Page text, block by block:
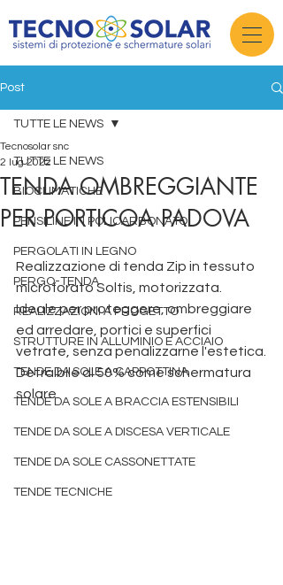
Post
TUTTE LE NEWS
BIOCLIMATICHE
PENSILINE IN POLICARBONATO
PERGOLATI IN LEGNO
PERGO-TENDA
REALIZZAZIONI A PROGETTO
STRUTTURE IN ALLUMINIO E ACCIAIO
TENDE DA SOLE A CAPPOTTINA
TENDE DA SOLE A BRACCIA ESTENSIBILI
TENDE DA SOLE A DISCESA VERTICALE
TENDE DA SOLE CASSONETTATE
TENDE TECNICHE
TUTTE LE NEWS
TENDA OMBREGGIANTE
PER PORTICOA PADOVA
Tecnosolar snc
2 lug 2022
Realizzazione di tenda Zip in tessuto
microforato Soltis, motorizzata.
Ideale per proteggere, ombreggiare
ed arredare, portici e superfici
vetrate, senza penalizzarne l'estetica.
Detraibile al 50% come schermatura
solare.
tende da sole padova